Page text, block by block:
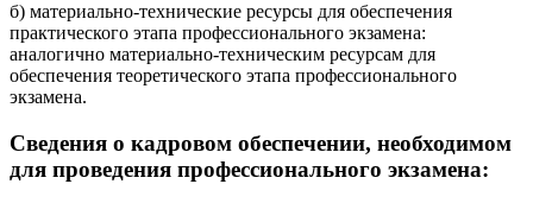
б) материально-технические ресурсы для обеспечения
практического этапа профессионального экзамена:
аналогично материально-техническим ресурсам для
обеспечения теоретического этапа профессионального
экзамена.
Сведения о кадровом обеспечении, необходимом
для проведения профессионального экзамена: